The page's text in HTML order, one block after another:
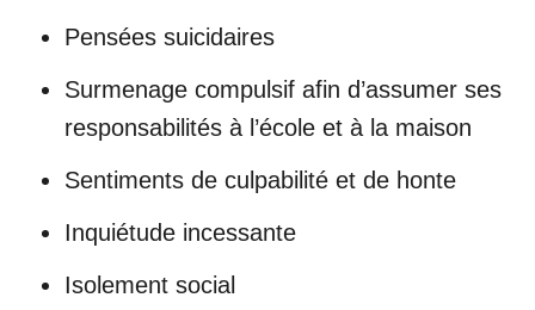
Pensées suicidaires
Surmenage compulsif afin d’assumer ses
responsabilités à l’école et à la maison
Sentiments de culpabilité et de honte
Inquiétude incessante
Isolement social